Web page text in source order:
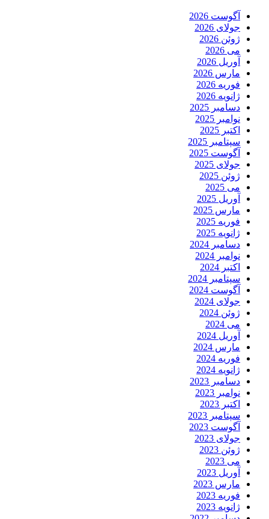
آگوست 2026
جولای 2026
ژوئن 2026
می 2026
آوریل 2026
مارس 2026
فوریه 2026
ژانویه 2026
دسامبر 2025
نوامبر 2025
اکتبر 2025
سپتامبر 2025
آگوست 2025
جولای 2025
ژوئن 2025
می 2025
آوریل 2025
مارس 2025
فوریه 2025
ژانویه 2025
دسامبر 2024
نوامبر 2024
اکتبر 2024
سپتامبر 2024
آگوست 2024
جولای 2024
ژوئن 2024
می 2024
آوریل 2024
مارس 2024
فوریه 2024
ژانویه 2024
دسامبر 2023
نوامبر 2023
اکتبر 2023
سپتامبر 2023
آگوست 2023
جولای 2023
ژوئن 2023
می 2023
آوریل 2023
مارس 2023
فوریه 2023
ژانویه 2023